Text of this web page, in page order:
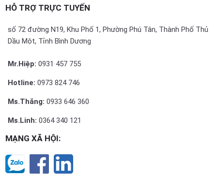
HỖ TRỢ TRỰC TUYẾN
số 72 đường N19, Khu Phố 1, Phường Phú Tân, Thành Phố Thủ
Dầu Một, Tỉnh Bình Dương
Mr.Hiệp: 0931 457 755
Hotline: 0973 824 746
Ms.Thắng: 0933 646 360
Ms.Linh: 0364 340 121
MẠNG XÃ HỘI: